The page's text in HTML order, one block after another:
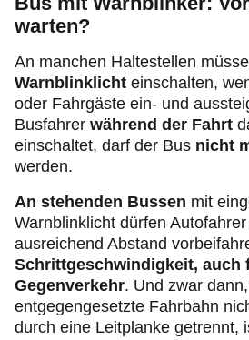
warten?
An manchen Haltestellen
Warnblinklicht einschalten,
oder Fahrgäste ein- und
Busfahrer während der Fahrt
einschaltet, darf der Bus nicht
werden.
An stehenden Bussen mit
Warnblinklicht dürfen
ausreichend Abstand
Schrittgeschwindigkeit, auch
Gegenverkehr. Und zwar
entgegengesetzte Fahrbahn
durch eine Leitplanke getrennt,